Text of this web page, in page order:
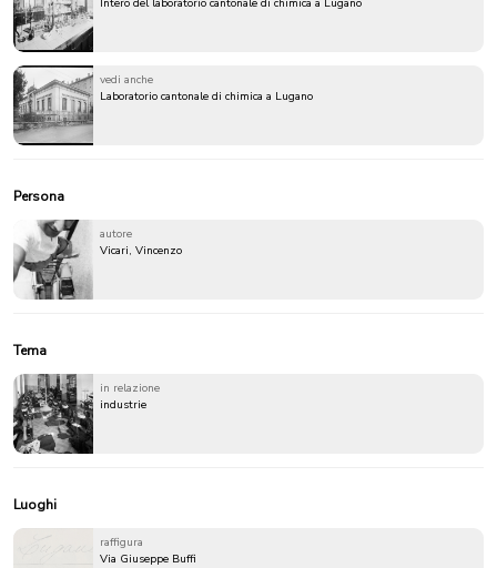
Intero del laboratorio cantonale di chimica a Lugano
vedi anche
Laboratorio cantonale di chimica a Lugano
Persona
autore
Vicari, Vincenzo
Tema
in relazione
industrie
Luoghi
raffigura
Via Giuseppe Buffi